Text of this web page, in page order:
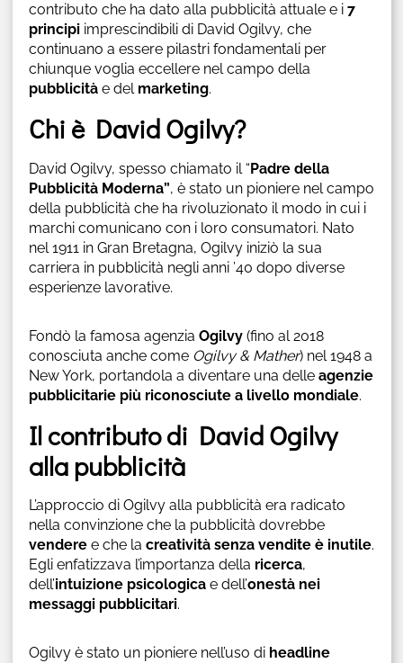
contributo che ha dato alla pubblicità attuale e i 7
principiimprescindibili di David Ogilvy, che
continuano a essere pilastri fondamentali per
chiunque voglia eccellere nel campo della
pubblicità e del marketing.
Chi è David Ogilvy?
David Ogilvy, spesso chiamato il “Padre della
Pubblicità Moderna”, è stato un pioniere nel campo
della pubblicità che ha rivoluzionato il modo in cui i
marchi comunicano con i loro consumatori. Nato
nel 1911 in Gran Bretagna, Ogilvy iniziò la sua
carriera in pubblicità negli anni ’40 dopo diverse
esperienze lavorative.
Fondò la famosa agenzia Ogilvy(fino al 2018
conosciuta anche come Ogilvy & Mather) nel 1948 a
New York, portandola a diventare una delle agenzie
pubblicitarie più riconosciute a livello mondiale.
Il contributo di David Ogilvy
alla pubblicità
L’approccio di Ogilvy alla pubblicità era radicato
nella convinzione che la pubblicità dovrebbe
vendere e che la creatività senza vendite è inutile.
Egli enfatizzava l’importanza della ricerca,
dell’intuizione psicologicae dell’onestà nei
messaggi pubblicitari.
Ogilvy è stato un pioniere nell’uso di headline